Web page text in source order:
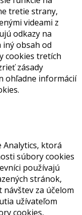
tretie strany,
videami z
odkazy na
iný obsah od
cookies tretích
zásady
ohľadne informácií
Analytics, ktorá
súbory cookies
používajú
stránok,
za účelom
užívateľom
cookies,